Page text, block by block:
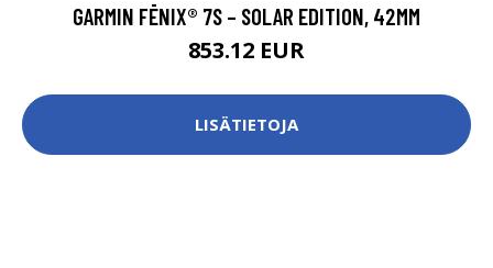
GARMIN FĒNIX® 7S – SOLAR EDITION, 42MM
853.12 EUR
LISÄTIETOJA